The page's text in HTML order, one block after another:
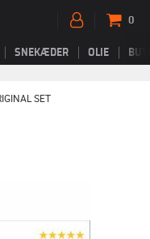
SNEKÆDER OLIE
0
SET